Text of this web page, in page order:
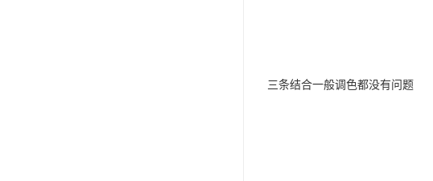
三条结合一般调色都没有问题